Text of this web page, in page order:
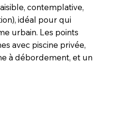
contemplative,
idéal pour qui
urbain. Les points
avec piscine privée,
à débordement, et un